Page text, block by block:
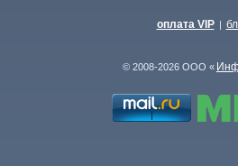
оплата VIP |
© 2008-2026 ООО «